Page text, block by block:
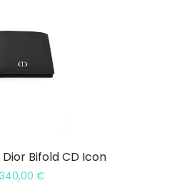
Bifold CD Icon
340,00 €